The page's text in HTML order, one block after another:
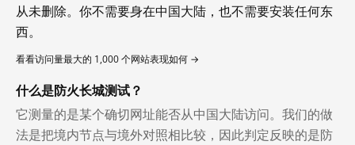
从未删除。你不需要身在中国大陆，也不需要安装任何东
西。
看看访问量最大的 1,000 个网站表现如何 →
什么是防火长城测试？
它测量的是某个确切网址能否从中国大陆访问。我们的做
法是把境内节点与境外对照相比较，因此判定反映的是防